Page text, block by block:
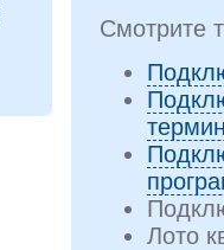
Смотрите
Лото